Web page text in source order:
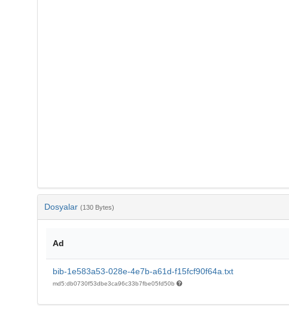
Dosyalar (130 Bytes)
Ad
bib-1e583a53-028e-4e7b-a61d-f15fcf90f64a.txt
md5:db0730f53dbe3ca96c33b7fbe05fd50b